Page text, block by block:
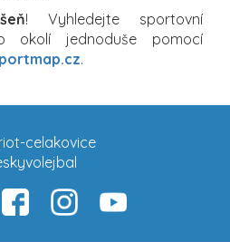
! Vyhledejte sportovní
okolí jednoduše pomocí
.
celakovice